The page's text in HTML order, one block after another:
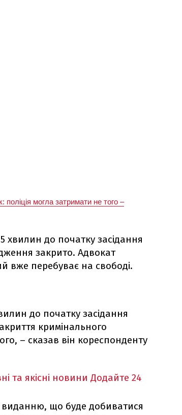
поліція могла затримати не того –
хвилин до початку засідання
закрито. Адвокат
вже перебуває на свободі.
до початку засідання
кримінального
– сказав він кореспонденту
та якісні новини Додайте 24
виданню, що буде добиватися